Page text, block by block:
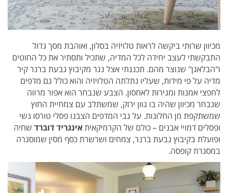
מכיוון שרותי ביקשה לראות טלויזיה בסלון, ואוהבת מסך גדול
התבקשתי לעצב יחידה לכל המדיה, שתכיל ותסתיר את כל החוטים
ו"הבלאגן" שנוצר מהם. תכננתי אצל נגר מקיבוץ גבעת ברנר קיר
מדיה על פי מידות, שעליו נתלתה הטלויזיה והוא כולל גם מדפים
לחפצי אמנות ומגירות לאחסון. הצבע שנבחר הוא אפור מרווה
שנבחר מכיוון שהיה בו גוון ירוק, שמשתלב עם צמחיית החוץ
שמשתקפת מן החלונות. על גבי המדפים הצבנו פסלי טורסו נשי
ופסלים דמויי אבנים – כולם של הקרמיקאיתאינגריד דוברד שחיה
ופועלת בקיבוץ גבעת ברנר, צמחים ושרשרת כסף מסין שמוסגרה
במסגרת קופסה.